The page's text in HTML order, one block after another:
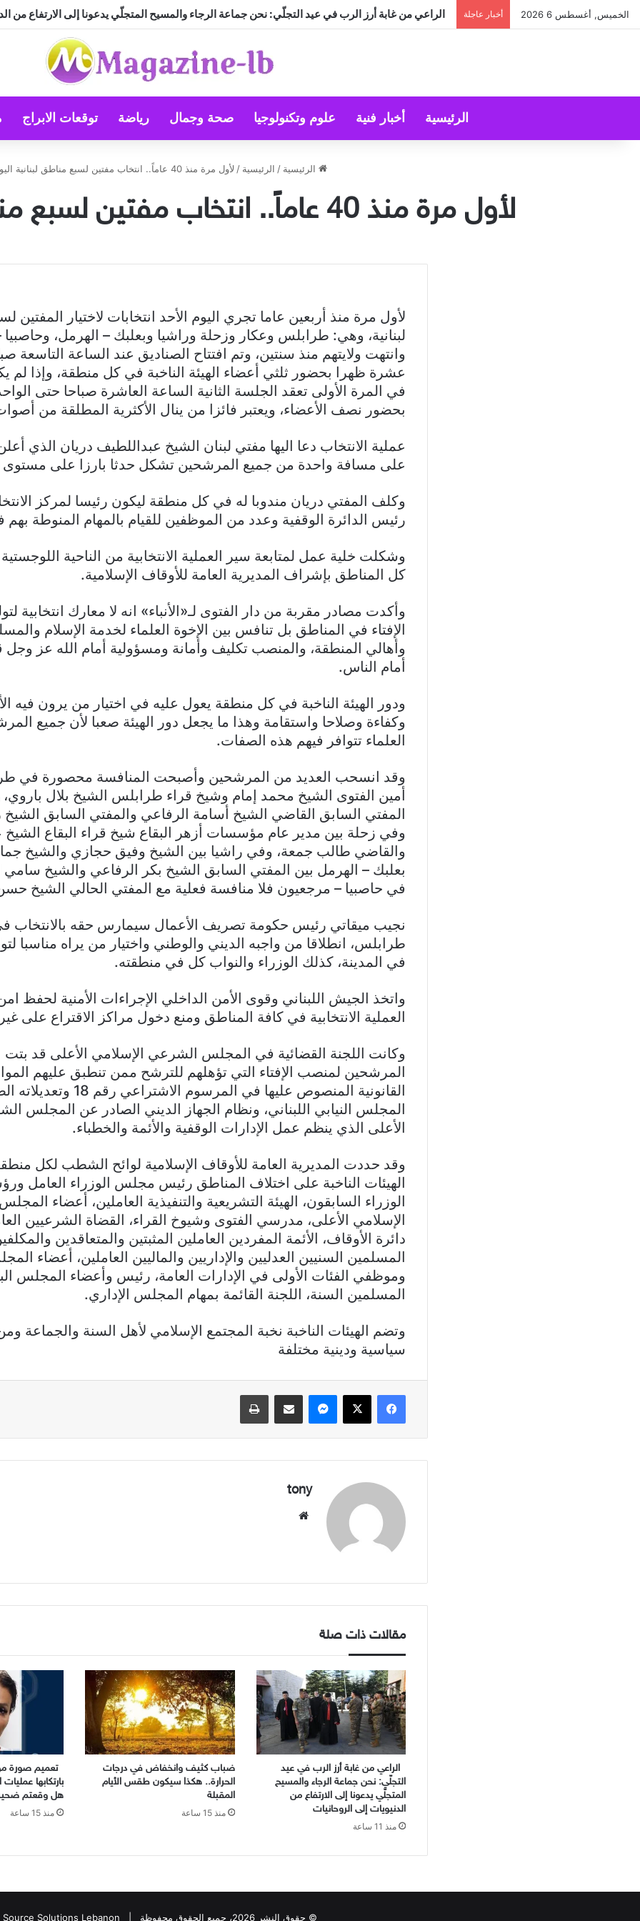
الخميس, أغسطس 6 2026 أخبار عاجلة الراعي من غابة أرز الرب في عيد التجلّي: نحن جماعة الرجاء والمسيح المتجلّي يدعونا إلى الارتفاع من
الرئيسية أخبار فنية علوم وتكنولوجيا صحة وجمال رياضة توقعات الابراج
الرئيسية / الرئيسية / لأول مرة منذ 40 عاماً.. انتخاب مفتين لسبع مناطق لبنانية اليوم
لأول مرة منذ 40 عاماً.. انتخاب مفتين لسبع مناطق لبنانية اليوم
لأول مرة منذ أربعين عاما تجري اليوم الأحد انتخابات لاختيار المفتين
لبنانية، وهي: طرابلس وعكار وزحلة وراشيا وبعلبك – الهرمل،
وانتهت ولايتهم منذ سنتين، وتم افتتاح الصناديق عند الساعة التاسعة
عشرة ظهرا بحضور ثلثي أعضاء الهيئة الناخبة في كل منطقة، وإذا لم
في المرة الأولى تعقد الجلسة الثانية الساعة العاشرة صباحا حتى
بحضور نصف الأعضاء، ويعتبر فائزا من ينال الأكثرية المطلقة من
عملية الانتخاب دعا اليها مفتي لبنان الشيخ عبداللطيف دريان الذي
على مسافة واحدة من جميع المرشحين تشكل حدثا بارزا على مستوى
وكلف المفتي دريان مندوبا له في كل منطقة ليكون رئيسا لمركز
رئيس الدائرة الوقفية وعدد من الموظفين للقيام بالمهام المنوطة بهم
وشكلت خلية عمل لمتابعة سير العملية الانتخابية من الناحية
كل المناطق بإشراف المديرية العامة للأوقاف الإسلامية.
وأكدت مصادر مقربة من دار الفتوى لـ«الأنباء» انه لا معارك انتخابية
الإفتاء في المناطق بل تنافس بين الإخوة العلماء لخدمة الإسلام
وأهالي المنطقة، والمنصب تكليف وأمانة ومسؤولية أمام الله عز وجل
أمام الناس.
ودور الهيئة الناخبة في كل منطقة يعول عليه في اختيار من يرون فيه
وكفاءة وصلاحا واستقامة وهذا ما يجعل دور الهيئة صعبا لأن جميع
العلماء تتوافر فيهم هذه الصفات.
وقد انسحب العديد من المرشحين وأصبحت المنافسة محصورة في
أمين الفتوى الشيخ محمد إمام وشيخ قراء طرابلس الشيخ بلال
المفتي السابق القاضي الشيخ أسامة الرفاعي والمفتي السابق الشيخ
وفي زحلة بين مدير عام مؤسسات أزهر البقاع شيخ قراء البقاع الشيخ
والقاضي طالب جمعة، وفي راشيا بين الشيخ وفيق حجازي والشيخ
بعلبك – الهرمل بين المفتي السابق الشيخ بكر الرفاعي والشيخ سامي
في حاصبيا – مرجعيون فلا منافسة فعلية مع المفتي الحالي الشيخ
نجيب ميقاتي رئيس حكومة تصريف الأعمال سيمارس حقه بالانتخاب
طرابلس، انطلاقا من واجبه الديني والوطني واختيار من يراه مناسبا
في المدينة، كذلك الوزراء والنواب كل في منطقته.
واتخذ الجيش اللبناني وقوى الأمن الداخلي الإجراءات الأمنية لحفظ
العملية الانتخابية في كافة المناطق ومنع دخول مراكز الاقتراع على غير
وكانت اللجنة القضائية في المجلس الشرعي الإسلامي الأعلى قد بتت
المرشحين لمنصب الإفتاء التي تؤهلهم للترشح ممن تنطبق عليهم
القانونية المنصوص عليها في المرسوم
المجلس النيابي اللبناني، ونظام الجهاز الديني الصادر عن المجلس
الأعلى الذي ينظم عمل الإدارات الوقفية والأئمة والخطباء.
وقد حددت المديرية العامة للأوقاف الإسلامية لوائح الشطب لكل
الهيئات الناخبة على اختلاف المناطق رئيس مجلس الوزراء العامل
الوزراء السابقون، الهيئة التشريعية والتنفيذية العاملين، أعضاء
الإسلامي الأعلى، مدرسي الفتوى وشيوخ القراء، القضاة الشرعيين
دائرة الأوقاف، الأئمة المفردين العاملين المثبتين والمتعاقدين
المسلمين السنيين العدليين والإداريين والماليين العاملين، أعضاء
وموظفي الفئات الأولى في الإدارات العامة، رئيس وأعضاء المجلس
المسلمين السنة، اللجنة القائمة بمهام المجلس الإداري.
وتضم الهيئات الناخبة نخبة المجتمع الإسلامي لأهل السنة والجماعة
سياسية ودينية مختلفة
فيسبوك X ماسنجر مشاركة عبر البريد طباعة
tony
مقالات ذات صلة
الراعي من غابة أرز الرب في عيد
التجلّي: نحن جماعة الرجاء والمسيح
المتجلّي يدعونا إلى الارتفاع من
الدنيويات إلى الروحانيات
منذ 11 ساعة
ضباب كثيف وانخفاض في درجات
الحرارة.. هكذا سيكون طقس الأيام
المقبلة
منذ 15 ساعة
تعميم صورة
بارتكابها
هل وقعتم ضحية
منذ 15 ساعة
© حقوق النشر 2026، جميع الحقوق محفوظة | Source Solutions Lebanon